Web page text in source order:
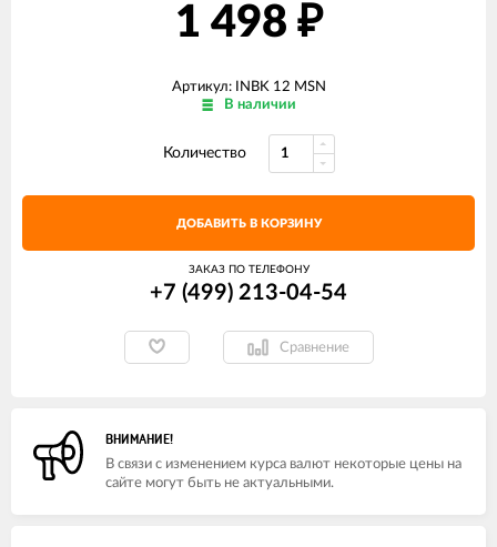
1 498 ₽
Артикул: INBK 12 MSN
В наличии
Количество
ДОБАВИТЬ В КОРЗИНУ
ЗАКАЗ ПО ТЕЛЕФОНУ
+7 (499) 213-04-54​
Сравнение
ВНИМАНИЕ!
В связи с изменением курса валют некоторые цены на
сайте могут быть не актуальными.